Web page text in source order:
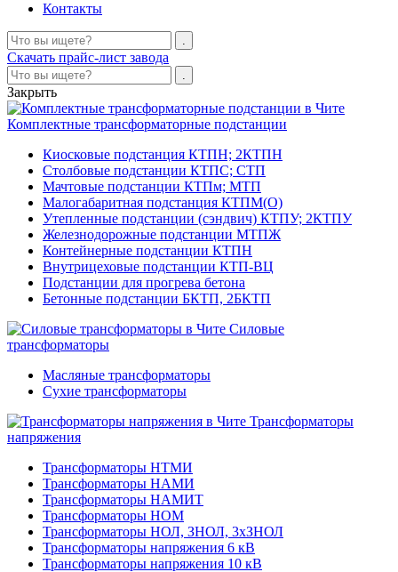
Контакты
Скачать прайс-лист завода
Закрыть
Комплектные трансформаторные подстанции
Киосковые подстанция КТПН; 2КТПН
Столбовые подстанции КТПС; СТП
Мачтовые подстанции КТПм; МТП
Малогабаритная подстанция КТПМ(О)
Утепленные подстанции (сэндвич) КТПУ; 2КТПУ
Железнодорожные подстанции МТПЖ
Контейнерные подстанции КТПН
Внутрицеховые подстанции КТП-ВЦ
Подстанции для прогрева бетона
Бетонные подстанции БКТП, 2БКТП
Силовые
трансформаторы
Масляные трансформаторы
Сухие трансформаторы
Трансформаторы
напряжения
Трансформаторы НТМИ
Трансформаторы НАМИ
Трансформаторы НАМИТ
Трансформаторы НОМ
Трансформаторы НОЛ, ЗНОЛ, 3хЗНОЛ
Трансформаторы напряжения 6 кВ
Трансформаторы напряжения 10 кВ